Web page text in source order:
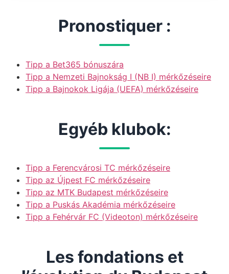
Pronostiquer :
Tipp a Bet365 bónuszára
Tipp a Nemzeti Bajnokság I (NB I) mérkőzéseire
Tipp a Bajnokok Ligája (UEFA) mérkőzéseire
Egyéb klubok:
Tipp a Ferencvárosi TC mérkőzéseire
Tipp az Újpest FC mérkőzéseire
Tipp az MTK Budapest mérkőzéseire
Tipp a Puskás Akadémia mérkőzéseire
Tipp a Fehérvár FC (Videoton) mérkőzéseire
Les fondations et